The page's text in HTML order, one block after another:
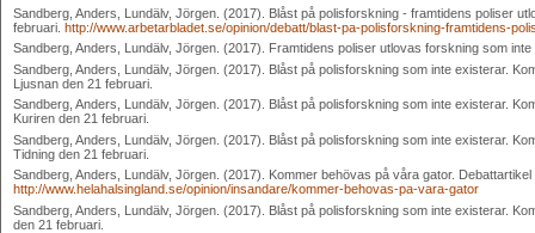
Sandberg, Anders, Lundälv, Jörgen. (2017). Blåst på polisforskning - framtidens poliser
februari. http://www.arbetarbladet.se/opinion/debatt/blast-pa-polisforskning-framtidens-
Sandberg, Anders, Lundälv, Jörgen. (2017). Framtidens poliser utlovas forskning som
Sandberg, Anders, Lundälv, Jörgen. (2017). Blåst på polisforskning som inte existerar.
Ljusnan den 21 februari.
Sandberg, Anders, Lundälv, Jörgen. (2017). Blåst på polisforskning som inte existerar.
Kuriren den 21 februari.
Sandberg, Anders, Lundälv, Jörgen. (2017). Blåst på polisforskning som inte existerar.
Tidning den 21 februari.
Sandberg, Anders, Lundälv, Jörgen. (2017). Kommer behövas på våra gator.
http://www.helahalsingland.se/opinion/insandare/kommer-behovas-pa-vara-gator
Sandberg, Anders, Lundälv, Jörgen. (2017). Blåst på polisforskning som inte existerar.
den 21 februari.